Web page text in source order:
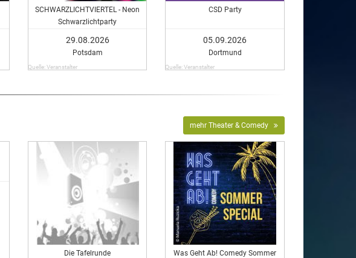
SCHWARZLICHTVIERTEL - Neon
Schwarzlichtparty
29.08.2026
Potsdam
Quelle: Veranstalter
CSD Party
05.09.2026
Dortmund
Quelle: Veranstalter
mehr Theater & Comedy
Die Tafelrunde
Was Geht Ab! Comedy Sommer